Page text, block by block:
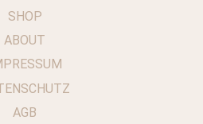
SHOP
ABOUT
AGB